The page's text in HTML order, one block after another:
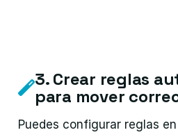
3. Crear reglas
para mover
Puedes configurar reglas